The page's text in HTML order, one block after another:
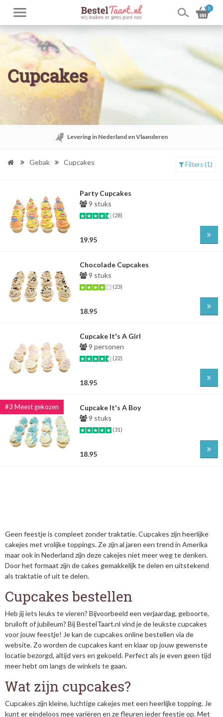
0
Cupcakes
Levering in Nederland en Vlaanderen
Gebak Cupcakes Filters (1)
Party Cupcakes
9 stuks
(28)
19.95
Chocolade Cupcakes
9 stuks
(23)
18.95
Cupcake It's A Girl
9 personen
(22)
18.95
Cupcake It's A Boy
9 stuks
(31)
18.95
Geen feestje is compleet zonder traktatie. Cupcakes zijn heerlijke
cakejes met vrolijke toppings. Ze zijn al jaren een trend in Amerika
maar ook in Nederland zijn deze cakejes niet meer weg te denken.
Door het formaat zijn de cakes gemakkelijk te delen en uitstekend
als traktatie of uit te delen.
Cupcakes bestellen
Heb jij iets leuks te vieren? Bijvoorbeeld een verjaardag, geboorte,
bruiloft of jubileum? Bij BestelTaart.nl vind je de leukste cupcakes
voor jouw feestje! Je kan de cupcakes online bestellen via de
website. Zo worden de cupcakes kant en klaar op jouw gewenste
locatie bezorgd, altijd vers en gekoeld. Perfect als je even geen tijd
meer hebt om langs de winkels te gaan.
Wat zijn cupcakes?
Cupcakes zijn kleine, luchtige cakejes met een heerlijke topping. Je
kunt er eindeloos mee variëren en ze fleuren ieder feestje op. Met